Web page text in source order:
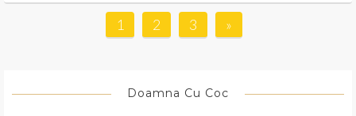
1 2 3 »
Doamna Cu Coc